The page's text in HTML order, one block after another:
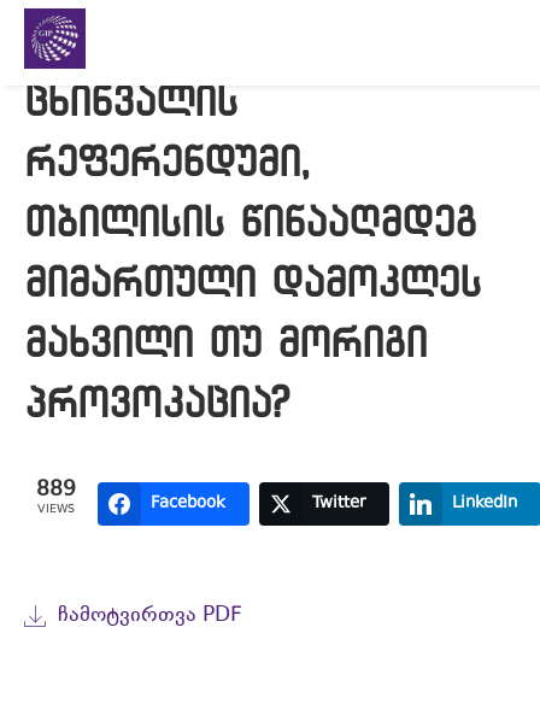
ცხინვალის
რეფერენდუმი,
თბილისის წინააღმდეგ
მიმართული დამოკლეს
მახვილი თუ მორიგი
პროვოკაცია?
889
VIEWS Facebook Twitter LinkedIn
ᲩᲐᲛᲝᲢᲕᲘᲠᲗᲕᲐ PDF